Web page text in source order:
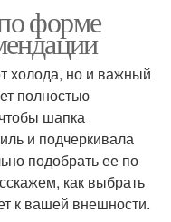
форме
холода, но и важный
полностью
шапка
и подчеркивала
подобрать ее по
как выбрать
к вашей внешности.